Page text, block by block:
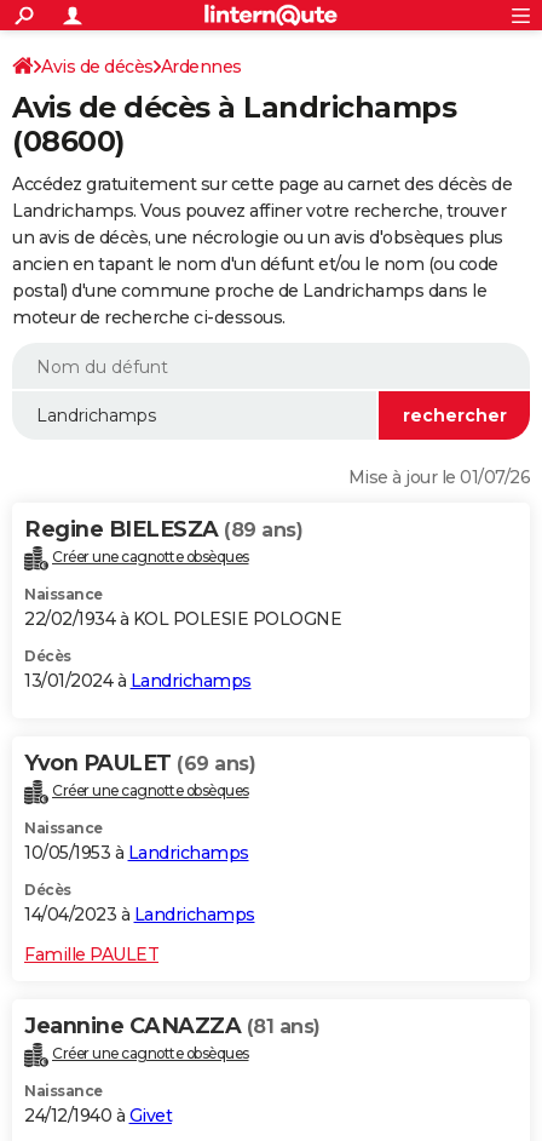
ACTUALITÉS
Politique
Société
Faits Divers
Education
Monde
Villes
+
SPORT
Coupe du monde 2026
Football
Tennis
Cyclisme
Rugby
Forum
FINANCE
Retraite
Impôts
Epargne
Immobilier
Risques naturels par ville
Banque
Assurance
Crédit
Essais
Réserver un essai
Citadines
Berlines
SUV
Forum auto
+
HIGH-TECH
Mobiles
Meilleur smartphone
Internet
Ordinateurs
Jeux vidéo
Guide high-tech
+BRICOLAGE
Forum
Aménagement intérieur
Extérieur
Cuisine
Salle de bains
Jardinage
Rangement
WEEK-END
Guides de France
Escapades
Patrimoine
Expositions
Musées
Week-end nature
LIFESTYLE
Alimentation
Guide de la santé
Maladies
Médicaments
Sommeil
VOYAGE
Destinations
City break
Voyage nature
Voyage de noces
Forum
Climat
+PHOTO
GUIDES D'ACHAT
BONS PLANS
Carte de Noël
Carte Bonne année
Carte Saint-Valentin
Carte Pâques
Carte d'anniversaire
DICTIONNAIRE
PROGRAMME TV
COPAINS D'AVANT
S'inscrire
Se connecter
Lycées
Collèges
Primaires
Universités
Entreprises
Service militaire
Avis de recherche
AVIS DE DÉCÈS
FORUM
Avis de décès Ardennes
Avis de décès à Landrichamps
(08600)
Accédez gratuitement sur cette page au carnet des décès de
Landrichamps. Vous pouvez affiner votre recherche, trouver
un avis de décès, une nécrologie ou un avis d'obsèques plus
ancien en tapant le nom d'un défunt et/ou le nom (ou code
postal) d'une commune proche de Landrichamps dans le
moteur de recherche ci-dessous.
Mise à jour le 01/07/26
Regine BIELESZA (89 ans)
Créer une cagnotte obsèques
Naissance
22/02/1934 à KOL POLESIE POLOGNE
Décès
13/01/2024 à Landrichamps
Yvon PAULET (69 ans)
Créer une cagnotte obsèques
Naissance
10/05/1953 à Landrichamps
Décès
14/04/2023 à Landrichamps
Famille PAULET
Jeannine CANAZZA (81 ans)
Créer une cagnotte obsèques
Naissance
24/12/1940 à Givet